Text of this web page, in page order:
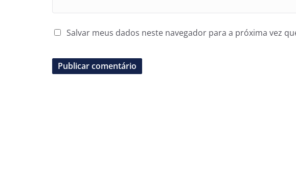
Salvar meus dados neste navegador para a próxima vez